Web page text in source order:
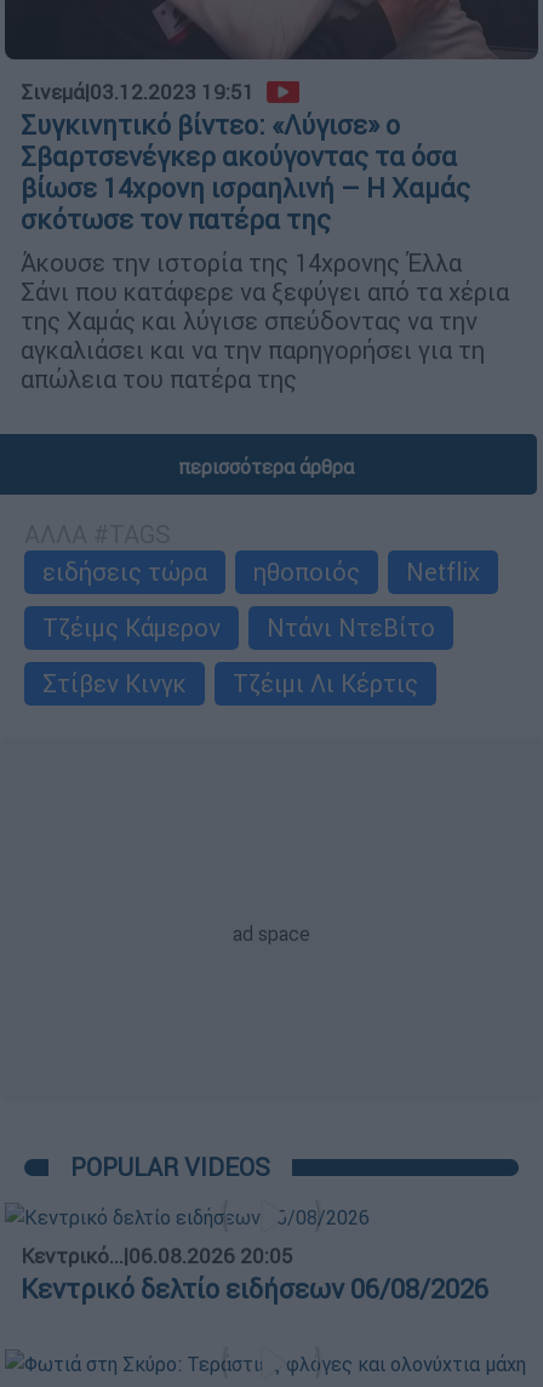
Σινεμά|03.12.2023 19:51
Συγκινητικό βίντεο: «Λύγισε» ο
Σβαρτσενέγκερ ακούγοντας τα όσα
βίωσε 14χρονη ισραηλινή – Η Χαμάς
σκότωσε τον πατέρα της
Άκουσε την ιστορία της 14χρονης Έλλα
Σάνι που κατάφερε να ξεφύγει από τα χέρια
της Χαμάς και λύγισε σπεύδοντας να την
αγκαλιάσει και να την παρηγορήσει για τη
απώλεια του πατέρα της
περισσότερα άρθρα
ειδήσεις τώρα
ηθοποιός
Netflix
Τζέιμς Κάμερον
Ντάνι ΝτεΒίτο
Στίβεν Κινγκ
Τζέιμι Λι Κέρτις
POPULAR VIDEOS
Κεντρικό...|06.08.2026 20:05
Κεντρικό δελτίο ειδήσεων 06/08/2026